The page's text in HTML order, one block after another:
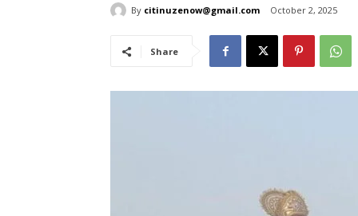
By citinuzenow@gmail.com October 2, 2025
Share